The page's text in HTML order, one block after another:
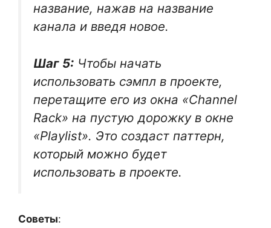
название, нажав на название
канала и введя новое.
Шаг 5: Чтобы начать
использовать сэмпл в проекте,
перетащите его из окна «Channel
Rack» на пустую дорожку в окне
«Playlist». Это создаст паттерн,
который можно будет
использовать в проекте.
Советы: